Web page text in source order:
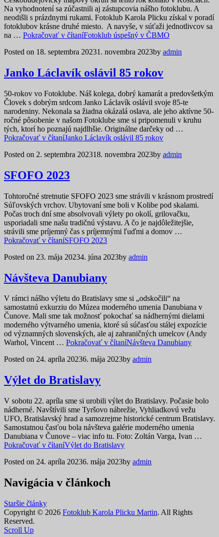
Na vyhodnotení sa zúčastnili aj zástupcovia nášho fotoklubu. A
neodišli s prázdnymi rukami. Fotoklub Karola Plicku získal v poradí
fotoklubov krásne druhé miesto. A navyše, v súťaži jednotlivcov sa
na … Pokračovať v čítaníFotoklub úspešný v ČBMO
Posted on 18. septembra 20231. novembra 2023by admin
Janko Láclavík oslávil 85 rokov
50-rokov vo Fotoklube. Náš kolega, dobrý kamarát a predovšetkým
Človek s dobrým srdcom Janko Láclavík oslávil svoje 85-te
narodeniny. Nekonala sa žiadna okázalá oslava, ale jeho aktívne 50-
ročné pôsobenie v našom Fotoklube sme si pripomenuli v kruhu
tých, ktorí ho poznajú najdlhšie. Originálne darčeky od …
Pokračovať v čítaníJanko Láclavík oslávil 85 rokov
Posted on 2. septembra 202318. novembra 2023by admin
SFOFO 2023
Tohtoročné stretnutie SFOFO 2023 sme strávili v krásnom prostredí
Súľovských vrchov. Ubytovaní sme boli v Kolibe pod skalami.
Počas troch dní sme absolvovali výlety po okolí, grilovačku,
usporiadali sme našu tradičnú výstavu. A čo je najdôležitejšie,
strávili sme príjemný čas s príjemnými ľuďmi a domov …
Pokračovať v čítaníSFOFO 2023
Posted on 23. mája 20234. júna 2023by admin
Návšteva Danubiany
V rámci nášho výletu do Bratislavy sme si „odskočili“ na
samostatnú exkurziu do Múzea moderného umenia Danubiana v
Čunove. Mali sme tak možnosť pokochať sa nádhernými dielami
moderného výtvarného umenia, ktoré sú súčasťou stálej expozície
od významných slovenských, ale aj zahraničných umelcov (Andy
Warhol, Vincent … Pokračovať v čítaníNávšteva Danubiany
Posted on 24. apríla 20236. mája 2023by admin
Výlet do Bratislavy
V sobotu 22. apríla sme si urobili výlet do Bratislavy. Počasie bolo
nádherné. Navštívili sme Tyršovo nábrežie, Vyhliadkovú vežu
UFO, Bratislavský hrad a samozrejme historické centrum Bratislavy.
Samostatnou časťou bola návšteva galérie moderného umenia
Danubiana v Čunove – viac info tu. Foto: Zoltán Varga, Ivan …
Pokračovať v čítaníVýlet do Bratislavy
Posted on 24. apríla 20236. mája 2023by admin
Navigácia v článkoch
Staršie články
Copyright © 2026 Fotoklub Karola Plicku Martin. All Rights
Reserved.
Scroll Up